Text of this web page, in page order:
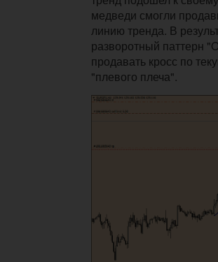
медведи смогли
линию тренда. В
разворотный паттерн
продавать кросс по
"плевого плеча".